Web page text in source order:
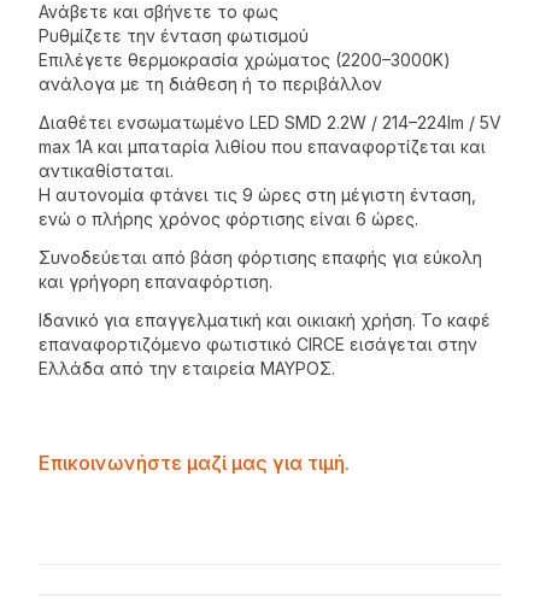
Ανάβετε και σβήνετε το φως
Ρυθμίζετε την ένταση φωτισμού
Επιλέγετε θερμοκρασία χρώματος (2200–3000K)
ανάλογα με τη διάθεση ή το περιβάλλον
Διαθέτει ενσωματωμένο LED SMD 2.2W / 214–224lm / 5V
max 1A και μπαταρία λιθίου που επαναφορτίζεται και
αντικαθίσταται.
Η αυτονομία φτάνει τις 9 ώρες στη μέγιστη ένταση,
ενώ ο πλήρης χρόνος φόρτισης είναι 6 ώρες.
Συνοδεύεται από βάση φόρτισης επαφής για εύκολη
και γρήγορη επαναφόρτιση.
Ιδανικό για επαγγελματική και οικιακή χρήση. Το καφέ
επαναφορτιζόμενο φωτιστικό CIRCE εισάγεται στην
Ελλάδα από την εταιρεία ΜΑΥΡΟΣ.
Contactprice
Επικοινωνήστε μαζί μας για τιμή.